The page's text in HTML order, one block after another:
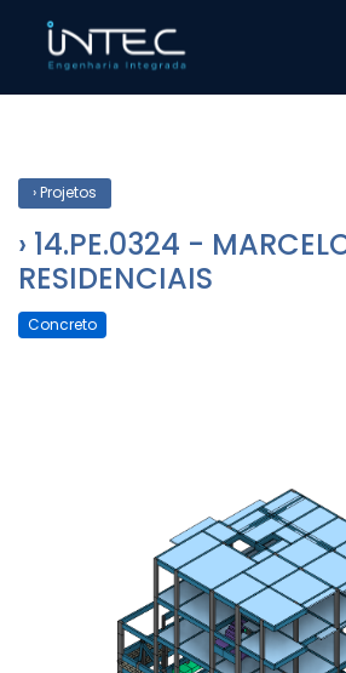
› Projetos
› 14.PE.0324 -
RESIDENCIAIS
Concreto